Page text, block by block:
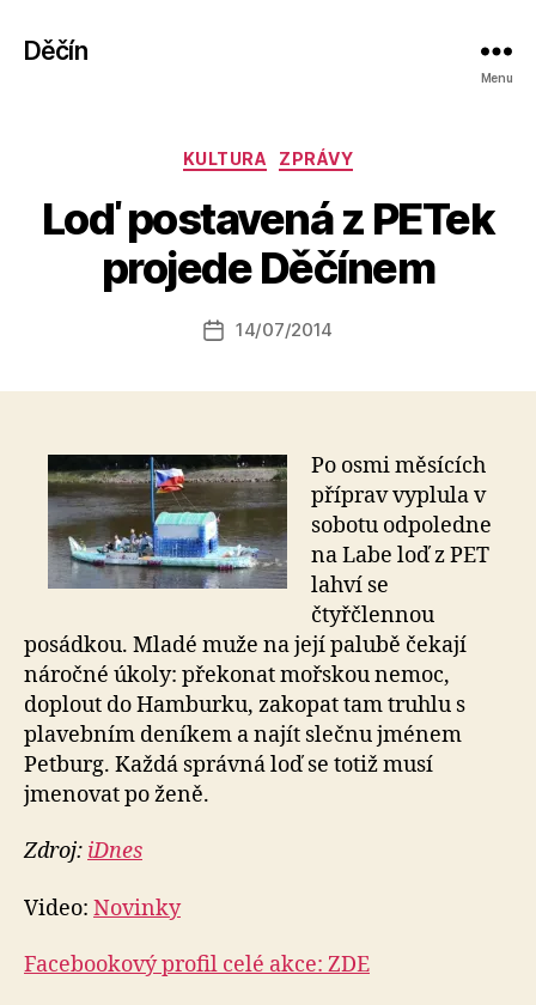
Děčín
Menu
Rubriky
KULTURA ZPRÁVY
Loď postavená z PETek
projede Děčínem
Autor
příspěvku
A
t
o
r:
r
d
k
r
Datum
14/07/2014
Po osmi měsících
příprav vyplula v
sobotu odpoledne
na Labe loď z PET
lahví se
čtyřčlennou
posádkou. Mladé muže na její palubě čekají
náročné úkoly: překonat mořskou nemoc,
doplout do Hamburku, zakopat tam truhlu s
plavebním deníkem a najít slečnu jménem
Petburg. Každá správná loď se totiž musí
jmenovat po ženě.
Zdroj: iDnes
Video: Novinky
Facebookový profil celé akce: ZDE